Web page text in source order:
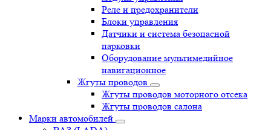
Реле и предохранители
Блоки управления
Датчики и система безопасной
парковки
Оборудование мультимедийное
навигационное
Жгуты проводов
Жгуты проводов моторного отсека
Жгуты проводов салона
Марки автомобилей